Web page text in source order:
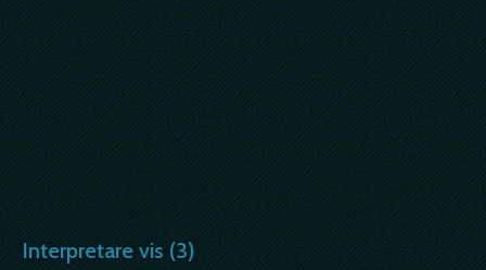
Interpretare vis (3)